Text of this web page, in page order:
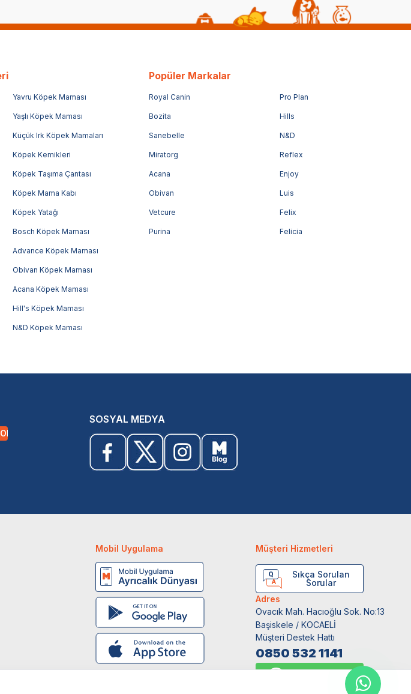
Yavru Köpek Maması
Yaşlı Köpek Maması
Küçük Irk Köpek Mamaları
Köpek Kemikleri
Köpek Taşıma Çantası
Köpek Mama Kabı
Köpek Yatağı
Bosch Köpek Maması
Advance Köpek Maması
Obivan Köpek Maması
Acana Köpek Maması
Hill's Köpek Maması
N&D Köpek Maması
Popüler Markalar
Royal Canin Pro Plan
Bozita Hills
Sanebelle N&D
Miratorg Reflex
Acana Enjoy
Obivan Luis
Vetcure Felix
Purina Felicia
SOSYAL MEDYA
Mobil Uygulama Müşteri Hizmetleri
Sıkça Sorulan
Sorular
Adres
Ovacık Mah. Hacıoğlu Sok. No:13
Başiskele / KOCAELİ
Müşteri Destek Hattı
0850 532 1141
WhatsApp Destek
0554 871 66 20